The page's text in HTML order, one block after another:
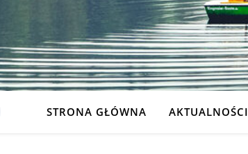
STRONA GŁÓWNA AKTUALNOŚCI